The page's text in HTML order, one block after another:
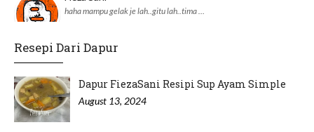
haha mampu gelak je lah..gitu lah..tima …
adnil linda
Resepi Dari Dapur
Dapur FiezaSani Resipi Sup Ayam Simple
August 13, 2024